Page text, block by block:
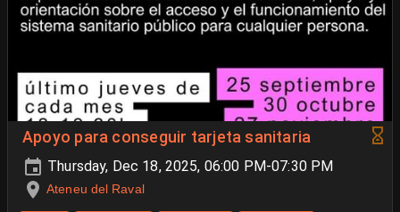
Apoyo para conseguir tarjeta sanitaria
Thursday, Dec 18, 2025, 06:00 PM-07:30 PM
Ateneu del Raval